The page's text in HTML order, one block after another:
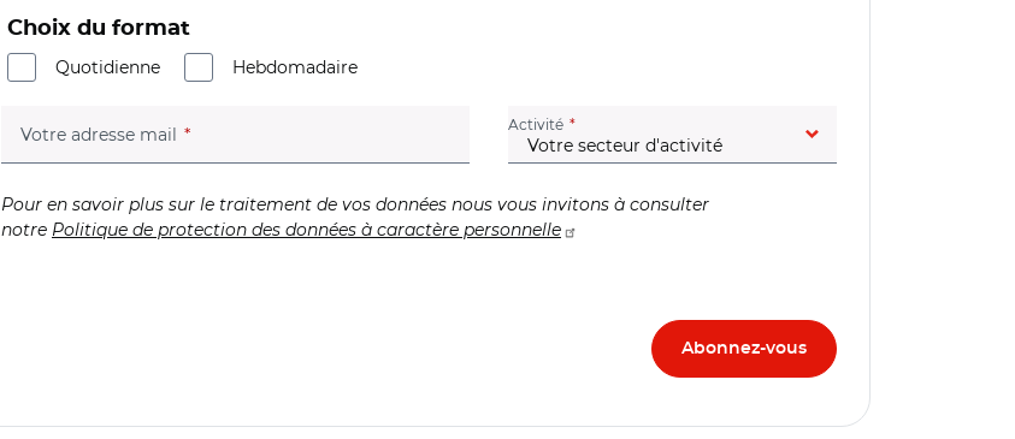
Choix du format
Quotidienne
Hebdomadaire
Votre adresse mail (champ obligatoire) Activité (champ obligatoire)
Pour en savoir plus sur le traitement de vos données nous vous invitons à consulter
notre Politique de protection des données à caractère personnelle